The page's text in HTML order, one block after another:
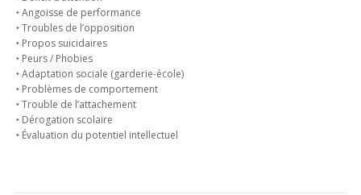
‣ Angoisse de performance
‣ Troubles de l’opposition
‣ Propos suicidaires
‣ Peurs / Phobies
‣ Adaptation sociale (garderie-école)
‣ Problèmes de comportement
‣ Trouble de l’attachement
‣ Dérogation scolaire
‣ Évaluation du potentiel intellectuel